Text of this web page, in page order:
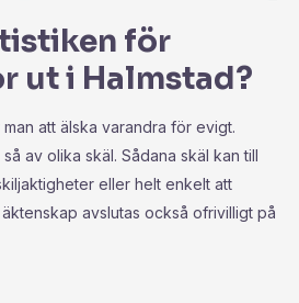
för
ut i Halmstad?
att älska varandra för evigt.
av olika skäl. Sådana skäl kan till
eller helt enkelt att
avslutas också ofrivilligt på